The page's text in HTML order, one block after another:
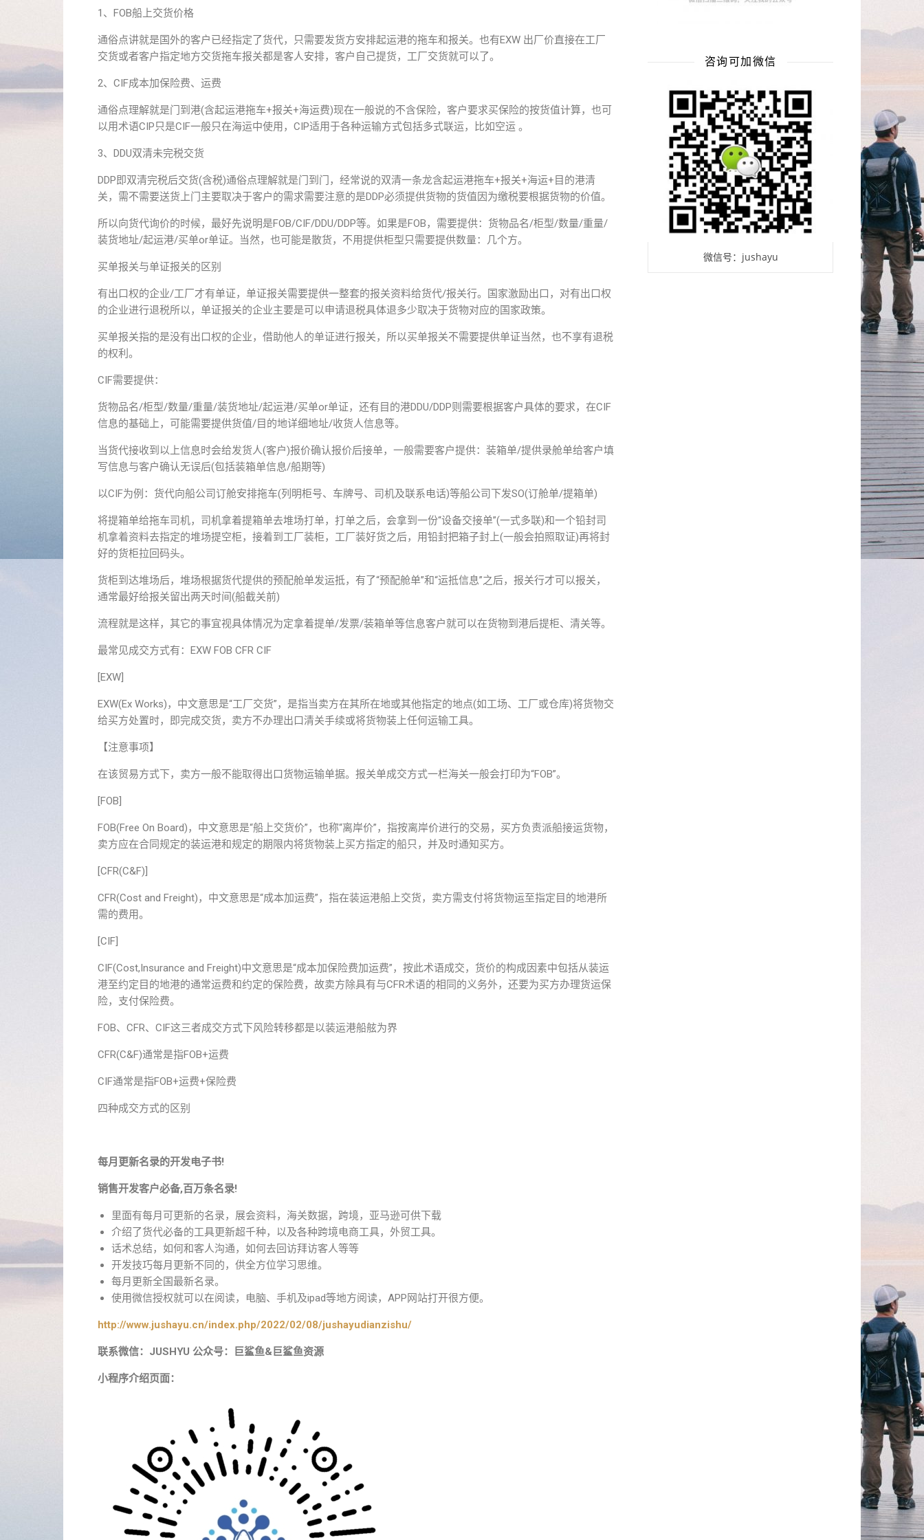
1、FOB船上交货价格
通俗点讲就是国外的客户已经指定了货代，只需要发货方安排起运港的拖车和报关。也有EXW 出厂价直接在工厂
交货或者客户指定地方交货拖车报关都是客人安排，客户自己提货，工厂交货就可以了。
2、CIF成本加保险费、运费
通俗点理解就是门到港(含起运港拖车+报关+海运费)现在一般说的不含保险，客户要求买保险的按货值计算，也可
以用术语CIP只是CIF一般只在海运中使用，CIP适用于各种运输方式包括多式联运，比如空运 。
3、DDU双清未完税交货
DDP即双清完税后交货(含税)通俗点理解就是门到门，经常说的双清一条龙含起运港拖车+报关+海运+目的港清
关，需不需要送货上门主要取决于客户的需求需要注意的是DDP必须提供货物的货值因为缴税要根据货物的价值。
所以向货代询价的时候，最好先说明是FOB/CIF/DDU/DDP等。如果是FOB，需要提供：货物品名/柜型/数量/重量/
装货地址/起运港/买单or单证。当然，也可能是散货，不用提供柜型只需要提供数量：几个方。
买单报关与单证报关的区别
有出口权的企业/工厂才有单证，单证报关需要提供一整套的报关资料给货代/报关行。国家激励出口，对有出口权
的企业进行退税所以，单证报关的企业主要是可以申请退税具体退多少取决于货物对应的国家政策。
买单报关指的是没有出口权的企业，借助他人的单证进行报关，所以买单报关不需要提供单证当然，也不享有退税
的权利。
CIF需要提供：
货物品名/柜型/数量/重量/装货地址/起运港/买单or单证，还有目的港DDU/DDP则需要根据客户具体的要求，在CIF
信息的基础上，可能需要提供货值/目的地详细地址/收货人信息等。
当货代接收到以上信息时会给发货人(客户)报价确认报价后接单，一般需要客户提供：装箱单/提供录舱单给客户填
写信息与客户确认无误后(包括装箱单信息/船期等)
以CIF为例：货代向船公司订舱安排拖车(列明柜号、车牌号、司机及联系电话)等船公司下发SO(订舱单/提箱单)
将提箱单给拖车司机，司机拿着提箱单去堆场打单，打单之后，会拿到一份“设备交接单”(一式多联)和一个铅封司
机拿着资料去指定的堆场提空柜，接着到工厂装柜，工厂装好货之后，用铅封把箱子封上(一般会拍照取证)再将封
好的货柜拉回码头。
货柜到达堆场后，堆场根据货代提供的预配舱单发运抵，有了“预配舱单”和“运抵信息”之后，报关行才可以报关，
通常最好给报关留出两天时间(船截关前)
流程就是这样，其它的事宜视具体情况为定拿着提单/发票/装箱单等信息客户就可以在货物到港后提柜、清关等。
最常见成交方式有：EXW FOB CFR CIF
[EXW]
EXW(Ex Works)，中文意思是“工厂交货”，是指当卖方在其所在地或其他指定的地点(如工场、工厂或仓库)将货物交
给买方处置时，即完成交货，卖方不办理出口清关手续或将货物装上任何运输工具。
【注意事项】
在该贸易方式下，卖方一般不能取得出口货物运输单据。报关单成交方式一栏海关一般会打印为“FOB”。
[FOB]
FOB(Free On Board)，中文意思是“船上交货价”，也称“离岸价”，指按离岸价进行的交易，买方负责派船接运货物，
卖方应在合同规定的装运港和规定的期限内将货物装上买方指定的船只，并及时通知买方。
[CFR(C&F)]
CFR(Cost and Freight)，中文意思是“成本加运费”，指在装运港船上交货，卖方需支付将货物运至指定目的地港所
需的费用。
[CIF]
CIF(Cost,Insurance and Freight)中文意思是“成本加保险费加运费”，按此术语成交，货价的构成因素中包括从装运
港至约定目的地港的通常运费和约定的保险费，故卖方除具有与CFR术语的相同的义务外，还要为买方办理货运保
险，支付保险费。
FOB、CFR、CIF这三者成交方式下风险转移都是以装运港船舷为界
CFR(C&F)通常是指FOB+运费
CIF通常是指FOB+运费+保险费
四种成交方式的区别
每月更新名录的开发电子书!
销售开发客户必备,百万条名录!
里面有每月可更新的名录，展会资料，海关数据，跨境，亚马逊可供下载
介绍了货代必备的工具更新超千种，以及各种跨境电商工具，外贸工具。
话术总结，如何和客人沟通，如何去回访拜访客人等等
开发技巧每月更新不同的，供全方位学习思维。
每月更新全国最新名录。
使用微信授权就可以在阅读，电脑、手机及ipad等地方阅读，APP网站打开很方便。
http://www.jushayu.cn/index.php/2022/02/08/jushayudianzishu/
联系微信：JUSHYU 公众号：巨鲨鱼&巨鲨鱼资源
小程序介绍页面：
咨询可加微信
微信号：jushayu